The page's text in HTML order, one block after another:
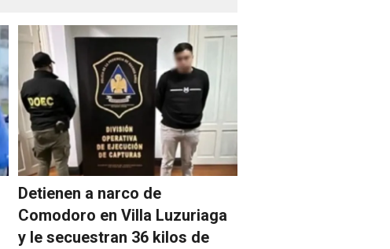
Detienen a narco de
Comodoro en Villa Luzuriaga
y le secuestran 36 kilos de